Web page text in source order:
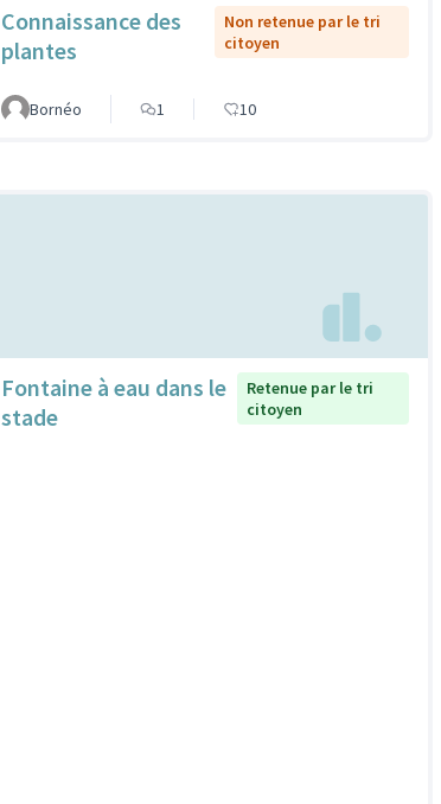
Connaissance des
plantes
Non retenue par le tri
citoyen
Bornéo 1 10
Fontaine à eau dans le
stade
Retenue par le tri
citoyen